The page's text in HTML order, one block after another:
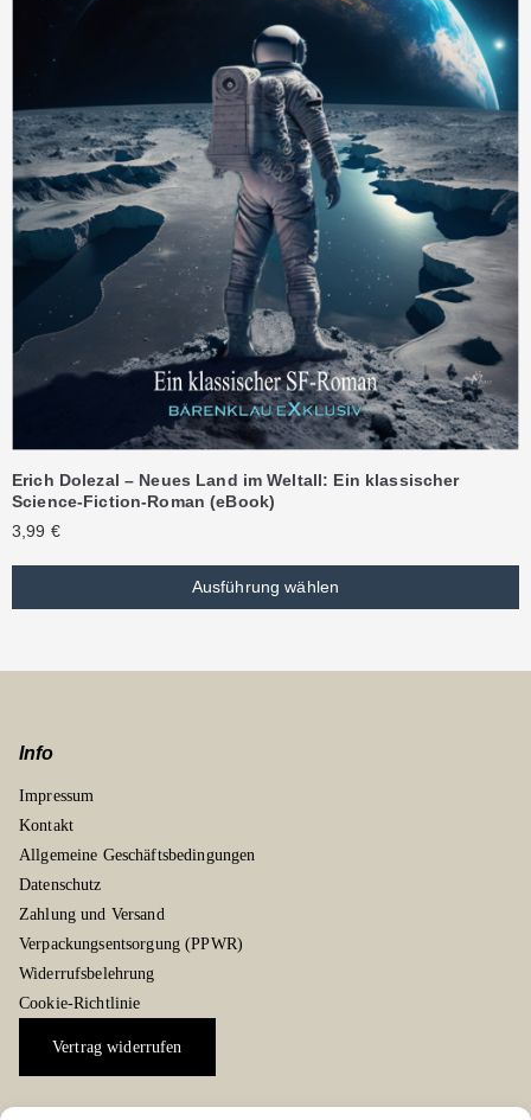
Erich Dolezal – Neues Land im Weltall: Ein klassischer
Science-Fiction-Roman (eBook)
3,99 €
Ausführung wählen
Info
Impressum
Kontakt
Allgemeine Geschäftsbedingungen
Datenschutz
Zahlung und Versand
Verpackungsentsorgung (PPWR)
Widerrufsbelehrung
Cookie-Richtlinie
Vertrag widerrufen